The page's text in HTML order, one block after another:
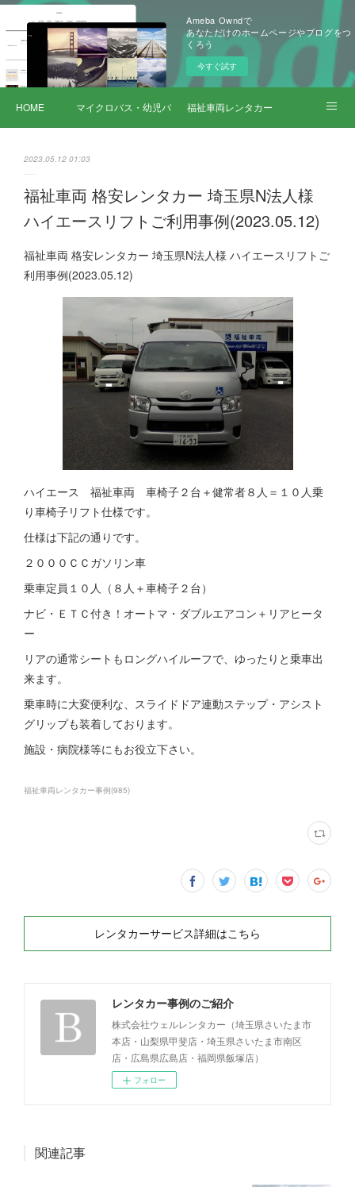
Ameba Owndで
あなただけのホームページやブログをつ
くろう
今すぐ試す
HOME マイクロバス・幼児バス レンタカー福祉車両レンタカー
2023.05.12 01:03
福祉車両 格安レンタカー 埼玉県N法人様
ハイエースリフトご利用事例(2023.05.12)
福祉車両 格安レンタカー 埼玉県N法人様 ハイエースリフトご
利用事例(2023.05.12)
ハイエース 福祉車両 車椅子２台＋健常者８人＝１０人乗
り車椅子リフト仕様です。
仕様は下記の通りです。
２０００ＣＣガソリン車
乗車定員１０人（８人＋車椅子２台）
ナビ・ＥＴＣ付き！オートマ・ダブルエアコン＋リアヒータ
ー
リアの通常シートもロングハイルーフで、ゆったりと乗車出
来ます。
乗車時に大変便利な、スライドドア連動ステップ・アシスト
グリップも装着しております。
施設・病院様等にもお役立下さい。
福祉車両レンタカー事例(985)
レンタカーサービス詳細はこちら
レンタカー事例のご紹介
株式会社ウェルレンタカー（埼玉県さいたま市
本店・山梨県甲斐店・埼玉県さいたま市南区
店・広島県広島店・福岡県飯塚店）
フォロー
関連記事